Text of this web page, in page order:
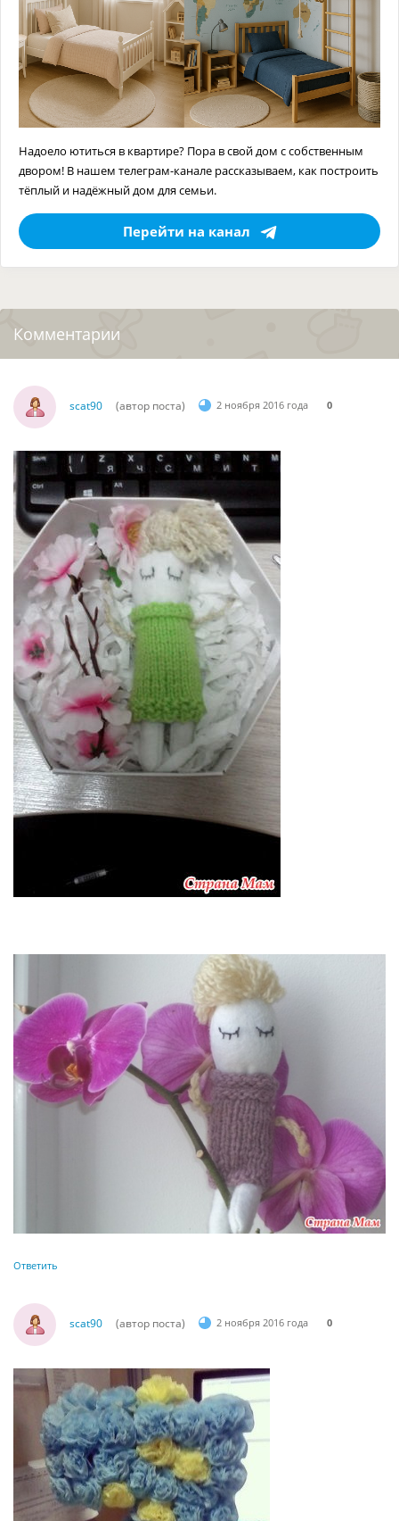
Надоело ютиться в квартире? Пора в свой дом с собственным
двором! В нашем телеграм-канале рассказываем, как построить
тёплый и надёжный дом для семьи.
Перейти на канал
Комментарии
scat90 (автор поста) 2 ноября 2016 года 0
Ответить
scat90 (автор поста) 2 ноября 2016 года 0